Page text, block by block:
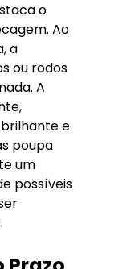
o
Ao
a
ou rodos
A
e
poupa
um
possíveis